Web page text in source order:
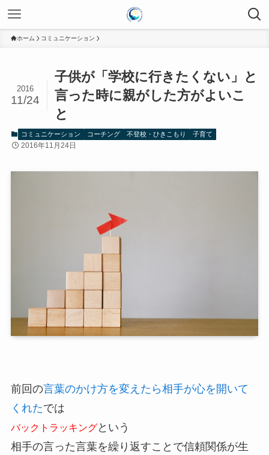
ホーム コミュニケーション
子供が「学校に行きたくない」と
言った時に親がした方がよいこ
と
2016
11/24
コミュニケーション コーチング 不登校・ひきこもり 子育て
2016年11月24日
前回の言葉のかけ方を変えたら相手が心を開いて
くれたでは
バックトラッキングという
相手の言った言葉を繰り返すことで信頼関係が生